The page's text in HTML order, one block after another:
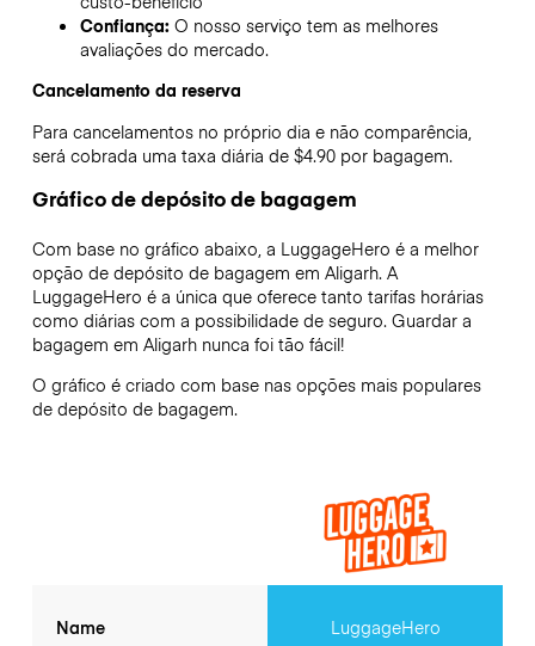
Confiança: O nosso serviço tem as melhores
avaliações do mercado.
Cancelamento da reserva
Para cancelamentos no próprio dia e não comparência,
será cobrada uma taxa diária de $4.90 por bagagem.
Gráfico de depósito de bagagem
Com base no gráfico abaixo, a LuggageHero é a melhor
opção de depósito de bagagem em Aligarh. A
LuggageHero é a única que oferece tanto tarifas horárias
como diárias com a possibilidade de seguro. Guardar a
bagagem em Aligarhnunca foi tão fácil!
O gráfico é criado com base nas opções mais populares
de depósito de bagagem.
Name LuggageHero